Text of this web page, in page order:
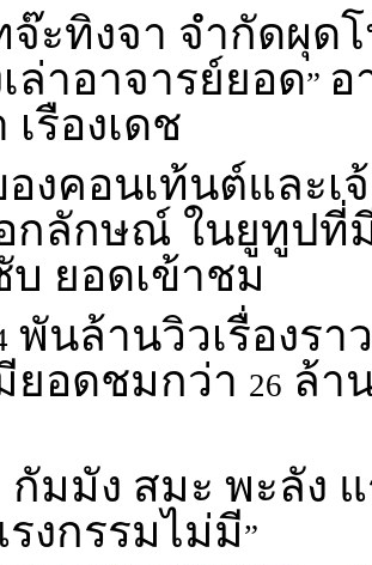
ะทิงจา จำกัดผุด
เล่าอาจารย์ยอด” อ
เรืองเดช
องคอนเท้นต์และเ
อกลักษณ์ ในยูทูป
ยอดเข้าชม
พันล้านวิวเรื่องรา
ยอดชมกว่า 26 ล้า
มมัง สมะ พะลัง
งกรรมไม่มี”